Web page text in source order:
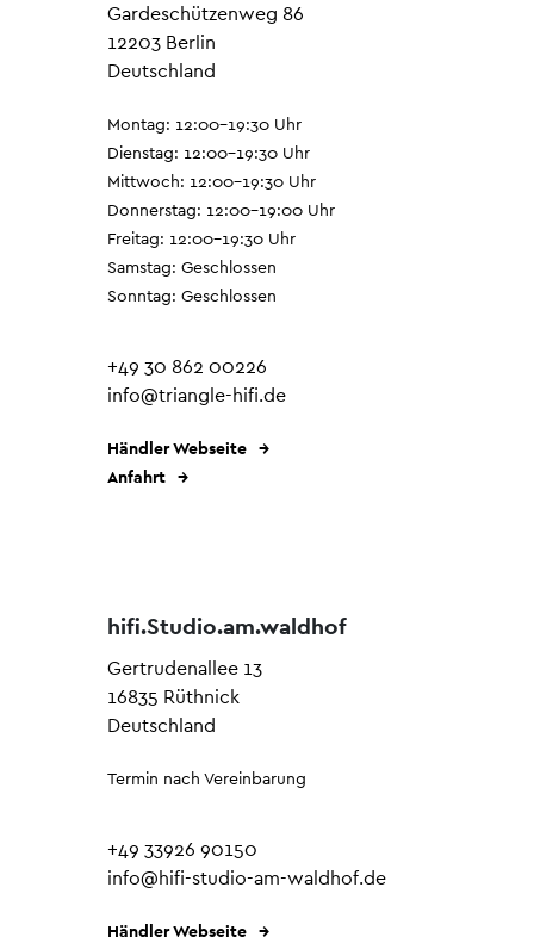
Gardeschützenweg 86
12203 Berlin
Deutschland
Montag: 12:00–19:30 Uhr
Dienstag: 12:00–19:30 Uhr
Mittwoch: 12:00–19:30 Uhr
Donnerstag: 12:00–19:00 Uhr
Freitag: 12:00–19:30 Uhr
Samstag: Geschlossen
Sonntag: Geschlossen
+49 30 862 00226
info@triangle-hifi.de
Händler Webseite
Anfahrt
hifi.Studio.am.waldhof
Gertrudenallee 13
16835 Rüthnick
Deutschland
Termin nach Vereinbarung
+49 33926 90150
info@hifi-studio-am-waldhof.de
Händler Webseite